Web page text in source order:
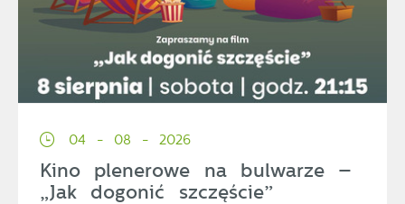
04 - 08 - 2026
Kino plenerowe na bulwarze –
„Jak dogonić szczęście”